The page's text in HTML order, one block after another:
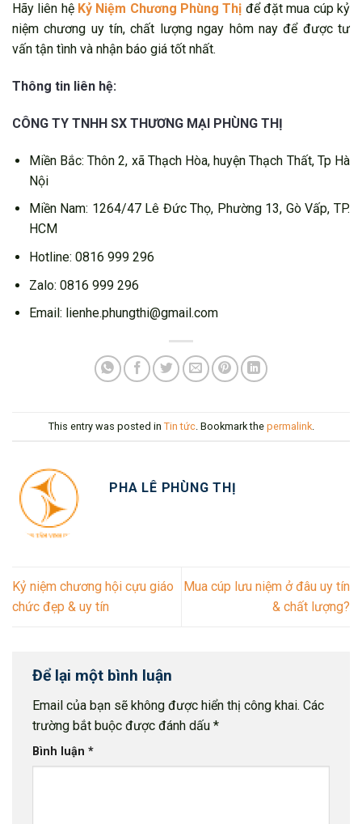
Hãy liên hệ Kỷ Niệm Chương Phùng Thị để đặt mua cúp kỷ
niệm chương uy tín, chất lượng ngay hôm nay để được tư
vấn tận tình và nhận báo giá tốt nhất.
Thông tin liên hệ:
CÔNG TY TNHH SX THƯƠNG MẠI PHÙNG THỊ
Miền Bắc: Thôn 2, xã Thạch Hòa, huyện Thạch Thất, Tp Hà
Nội
Miền Nam: 1264/47 Lê Đức Thọ, Phường 13, Gò Vấp, TP.
HCM
Hotline: 0816 999 296
Zalo: 0816 999 296
Email: lienhe.phungthi@gmail.com
This entry was posted in Tin tức. Bookmark the permalink.
PHA LÊ PHÙNG THỊ
Kỷ niệm chương hội cựu giáo
chức đẹp & uy tín
Mua cúp lưu niệm ở đâu uy tín
& chất lượng?
Để lại một bình luận
Email của bạn sẽ không được hiển thị công khai. Các
trường bắt buộc được đánh dấu *
Bình luận *